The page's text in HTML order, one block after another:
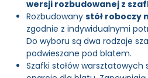
wersji rozbudowanej z
Rozbudowanystół roboczy
zgodnie z indywidualnymi
Do wyboru są dwa rodzaje
podwieszane pod blatem.
Szafki stołów warsztatowych